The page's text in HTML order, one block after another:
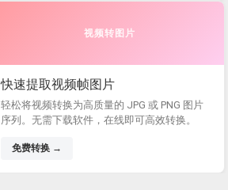
视频转图片
快速提取视频帧图片
轻松将视频转换为高质量的 JPG 或 PNG 图片
序列。无需下载软件，在线即可高效转换。
免费转换 →